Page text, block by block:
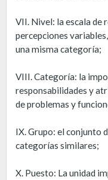
VII. Nivel: la escala de
percepciones
una misma categoría;
VIII. Categoría: la
responsabilidades y
de problemas y
IX. Grupo: el conjunto
categorías similares;
X. Puesto: La unidad